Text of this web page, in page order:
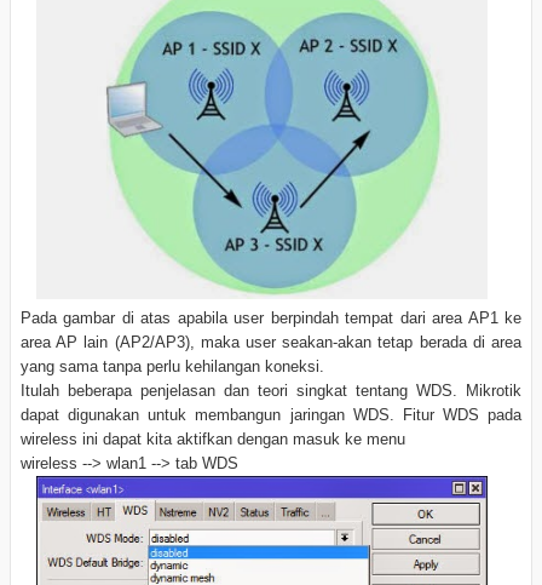
Pada gambar di atas apabila user berpindah tempat dari area AP1 ke
area AP lain (AP2/AP3), maka user seakan-akan tetap berada di area
yang sama tanpa perlu kehilangan koneksi.
Itulah beberapa penjelasan dan teori singkat tentang WDS. Mikrotik
dapat digunakan untuk membangun jaringan WDS. Fitur WDS pada
wireless ini dapat kita aktifkan dengan masuk ke menu
wireless --> wlan1 --> tab WDS